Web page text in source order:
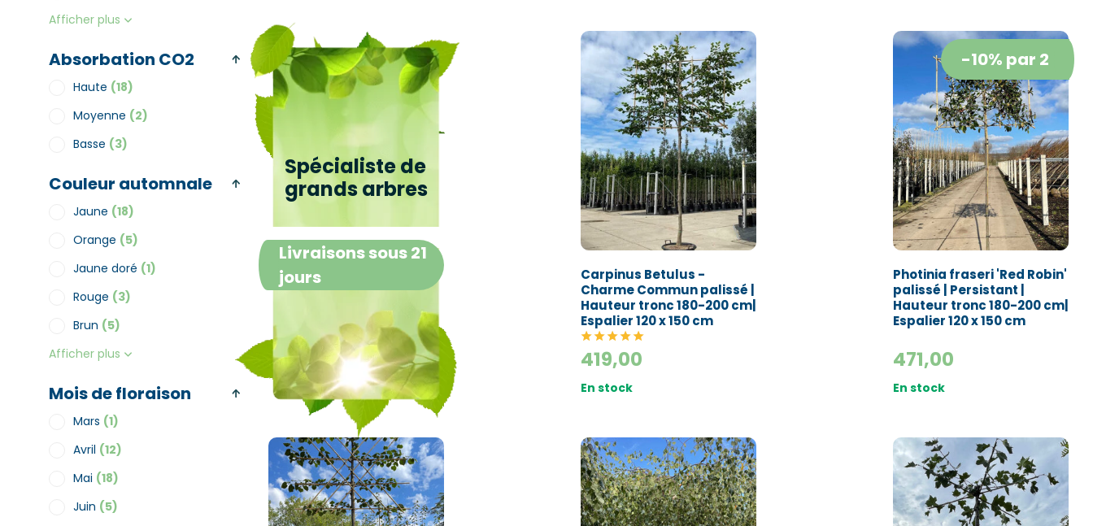
Afficher plus
Absorbation CO2
Haute (18)
Moyenne (2)
Basse (3)
Couleur automnale
Jaune (18)
Orange (5)
Jaune doré (1)
Rouge (3)
Brun (5)
Afficher plus
Mois de floraison
Mars (1)
Avril (12)
Mai (18)
Juin (5)
Spécialiste de
grands arbres
Livraisons sous 21
jours
Carpinus Betulus -
Charme Commun palissé |
Hauteur tronc 180-200 cm|
Espalier 120 x 150 cm
419,00
En stock
-10% par 2
Photinia fraseri 'Red Robin'
palissé | Persistant |
Hauteur tronc 180-200 cm|
Espalier 120 x 150 cm
471,00
En stock